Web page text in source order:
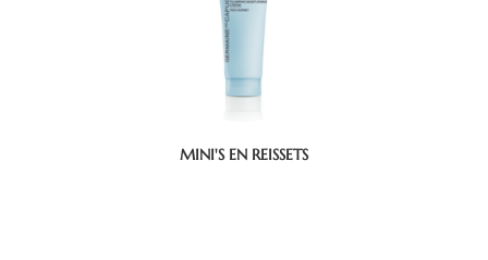
MINI'S EN REISSETS